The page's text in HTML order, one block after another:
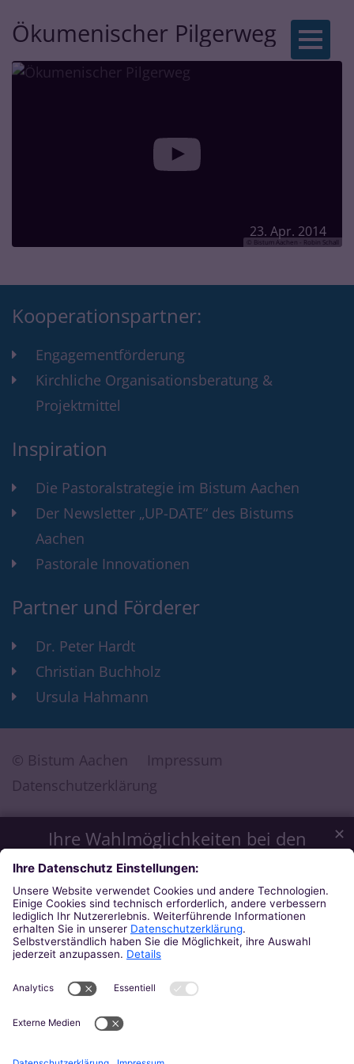
Ihre Wahlmöglichkeiten bei den
Einstellungen zum Datenschutz
Wir möchten Ihnen ein optimales Webseiten-Erlebnis bieten.
Dazu verwenden wir Cookies, die für das Funktionieren
unserer Website notwendig sind. Mit Ihrer Zustimmung
verwenden wir auch Cookies und andere Technologien, die
zur Anzeige externer Inhalte (Videos über Youtube, Audios
über Soundcloud, Karten über MapTiler ...) oder zu
selbst entscheiden, welche Kategorien Sie zulassen möchten.
Bitte beachten Sie, dass auf Basis Ihrer Einstellungen
womöglich nicht mehr alle Funktionalitäten der Seite zur
Verfügung stehen. Weitere Informationen und die Möglichkeit
Datenschutzerklärung.
✕
Zum Inhalt springen
Ökumenischer Pilgerweg
23. Apr. 2014
© Bistum Aachen - Robin Schall
Kooperationspartner:
Engagementförderung
Kirchliche Organisationsberatung &
Projektmittel
Inspiration
Die Pastoralstrategie im Bistum Aachen
Der Newsletter „UP-DATE“ des Bistums
Aachen
Pastorale Innovationen
Partner und Förderer
Dr. Peter Hardt
Christian Buchholz
Ursula Hahmann
© Bistum Aachen
Impressum
Datenschutzerklärung